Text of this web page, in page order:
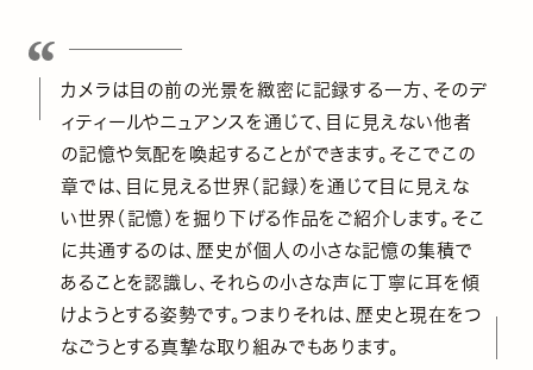
カメラは目の前の光景を緻密に記録する一方、そのデ
ィティールやニュアンスを通じて、目に見えない他者
の記憶や気配を喚起することができます。そこでこの
章では、目に見える世界（記録）を通じて目に見えな
い世界（記憶）を掘り下げる作品をご紹介します。そこ
に共通するのは、歴史が個人の小さな記憶の集積で
あることを認識し、それらの小さな声に丁寧に耳を傾
けようとする姿勢です。つまりそれは、歴史と現在をつ
なごうとする真摯な取り組みでもあります。